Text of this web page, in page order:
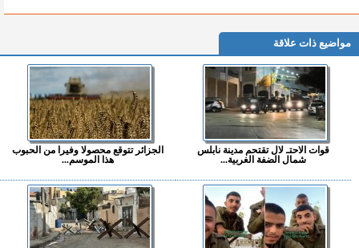
مواضيع ذات علاقة
قوات الاحتـ لال تقتحم مدينة نابلس
شمال الضفة الغربية...
الجزائر تتوقع محصولا وفيرا من الحبوب
هذا الموسم...